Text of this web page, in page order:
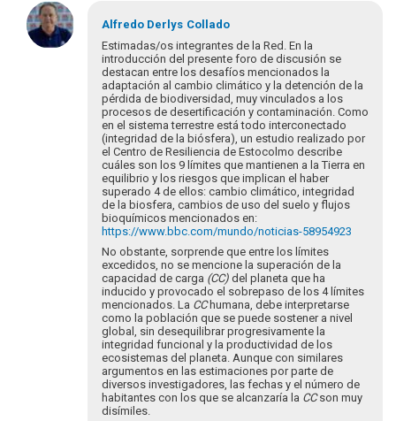
Em
resposta
à
Alfredo Derlys Collado
Estimadas/os integrantes de la Red. En la
introducción del presente foro de discusión se
destacan entre los desafíos mencionados la
adaptación al cambio climático y la detención de la
pérdida de biodiversidad, muy vinculados a los
procesos de desertificación y contaminación. Como
en el sistema terrestre está todo interconectado
(integridad de la biósfera), un estudio realizado por
el Centro de Resiliencia de Estocolmo describe
cuáles son los 9 límites que mantienen a la Tierra en
equilibrio y los riesgos que implican el haber
superado 4 de ellos: cambio climático, integridad
de la biosfera, cambios de uso del suelo y flujos
bioquímicos mencionados en:
https://www.bbc.com/mundo/noticias-58954923
No obstante, sorprende que entre los límites
excedidos, no se mencione la superación de la
capacidad de carga (CC)del planeta que ha
inducido y provocado el sobrepaso de los 4 límites
mencionados. La CChumana, debe interpretarse
como la población que se puede sostener a nivel
global, sin desequilibrar progresivamente la
integridad funcional y la productividad de los
ecosistemas del planeta. Aunque con similares
argumentos en las estimaciones por parte de
diversos investigadores, las fechas y el número de
habitantes con los que se alcanzaría la CCson muy
disímiles.